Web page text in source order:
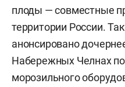
плоды — совместные
территории России.
анонсировано
Набережных Челнах
морозильного